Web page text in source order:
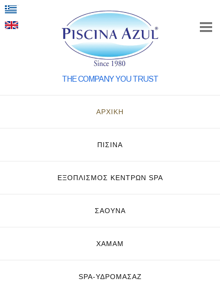
THE COMPANY YOU TRUST
ΑΡΧΙΚΗ
ΠΙΣΙΝΑ
ΕΞΟΠΛΙΣΜΌΣ ΚΈΝΤΡΩΝ SPA
ΣΑΟΥΝΑ
ΧΑΜΑΜ
SPA-ΥΔΡΟΜΑΣΆΖ